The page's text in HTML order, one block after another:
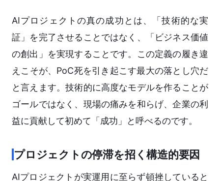
AIプロジェクトの真の成功とは、「技術的な実
証」を完了させることではなく、「ビジネス価値
の創出」を実現することです。この定義の履き違
えこそが、PoC死を引き起こす最大の落とし穴だ
と言えます。技術的に高度なモデルを作ることが
ゴールではなく、現場の痛みを和らげ、企業の利
益に貢献して初めて「成功」と呼べるのです。
プロジェクトの停滞を招く構造的要因
AIプロジェクトが実運用に至らず頓挫していると